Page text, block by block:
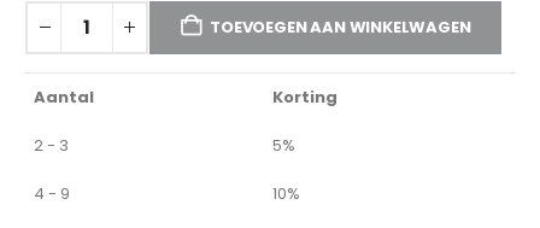
TOEVOEGEN AAN WINKELWAGEN
Aantal Korting
2 - 3 5%
4 - 9 10%